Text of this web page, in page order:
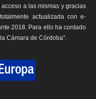
a las mismas y gracias
actualizada con e-
2018. Para ello ha contado
Cámara de Córdoba”.